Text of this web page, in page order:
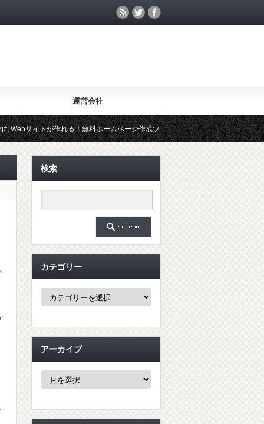
運営会社
作れる！無料ホームページ作成ツール「Wix」を試してみた 20年
検索
カテゴリー
カ
ー
アーカイブ
ア
ブ